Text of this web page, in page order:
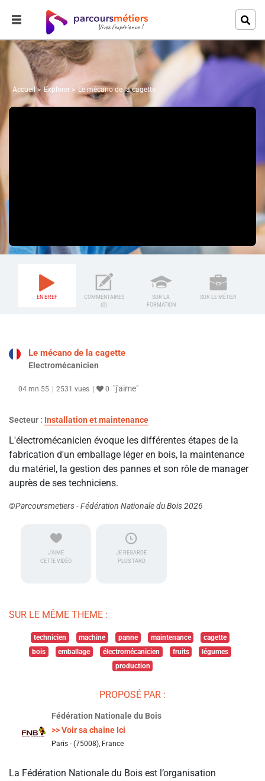
Accueil Explorer Le mécano de la cagette
EN BREF
COMMENTAIRES
(0)
SUR LA
FORMATION
SUR LE MÉTIER
Le mécano de la cagette
Electromécanicien
04 mn 55 2531 vues 0 "j'aime"
Secteur : Installation et maintenance
L'électromécanicien évoque les différentes étapes de la
fabrication d'un emballage léger en bois, la maintenance
du matériel, la gestion des pannes et son rôle de manager
auprès de ses techniciens.
©Parcoursmetiers - Fédération Nationale du Bois 2026
J'AIME
CETTE VIDÉO
JE REGARDE
PLUS TARD
SUR LE MÊME THEME :
technicien machine panne maintenance
cagette
bois
emballage électromécanicien fruits
légumes
production
PROPOSÉ PAR :
Fédération Nationale du Bois
>> Voir sa chaine Ici
Paris - (75008), France
La Fédération Nationale du Bois est l’organisation